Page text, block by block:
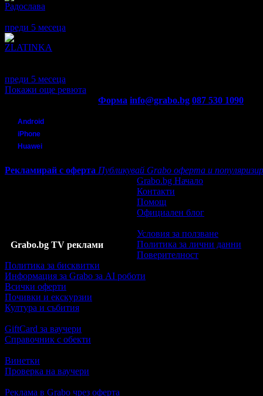
Радослава
преди 5 месеца
ZLATINKA
преди 5 месеца
Покажи още ревюта
Форма info@grabo.bg 087 530 1090
Android
iPhone
Huawei
Рекламирай с оферта Публикувай Grabo оферта и
Grabo.bg TV реклами
Grabo.bg Начало
Контакти
Помощ
Официален блог
Условия за ползване
Политика за лични данни
Поверителност
Политика за бисквитки
Информация за Grabo за AI роботи
Всички оферти
Почивки и екскурзии
Култура и събития
GiftCard за ваучери
Справочник с обекти
Винетки
Проверка на ваучери
Реклама в Grabo чрез оферта